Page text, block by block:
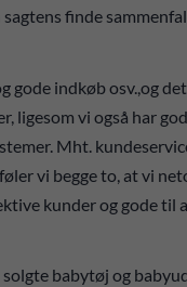
finde
gode indkøb osv.,og
ligesom vi også har
Mht.
vi begge to, at vi
kunder og gode til
babytøj og